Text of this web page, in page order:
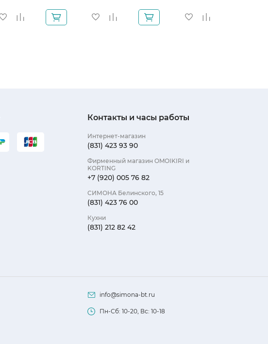
Контакты и часы работы
Интернет-магазин
(831) 423 93 90
Фирменный магазин OMOIKIRI и
KORTING
+7 (920) 005 76 82
СИМОНА Белинского, 15
(831) 423 76 00
Кухни
(831) 212 82 42
info@simona-bt.ru
Пн-Сб: 10-20, Вс: 10-18